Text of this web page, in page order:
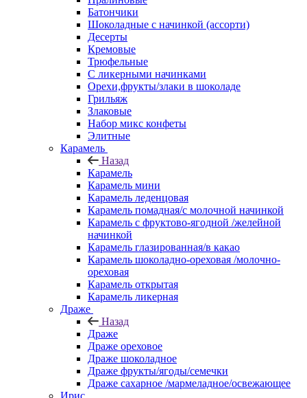
Батончики
Шоколадные с начинкой (ассорти)
Десерты
Кремовые
Трюфельные
С ликерными начинками
Орехи,фрукты/злаки в шоколаде
Грильяж
Злаковые
Набор микс конфеты
Элитные
Карамель
Назад
Карамель
Карамель мини
Карамель леденцовая
Карамель помадная/с молочной начинкой
Карамель с фруктово-ягодной /желейной
начинкой
Карамель глазированная/в какао
Карамель шоколадно-ореховая /молочно-
ореховая
Карамель открытая
Карамель ликерная
Драже
Назад
Драже
Драже ореховое
Драже шоколадное
Драже фрукты/ягоды/семечки
Драже сахарное /мармеладное/освежающее
Ирис